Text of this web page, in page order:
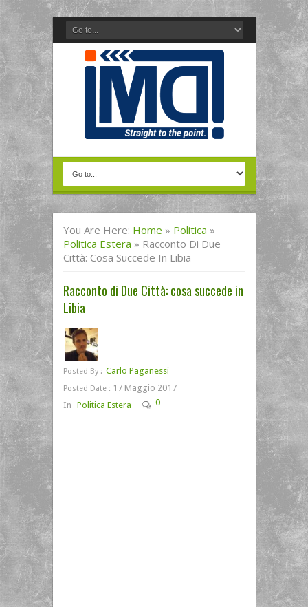
You Are Here: Home » Politica »
Politica Estera » Racconto Di Due
Città: Cosa Succede In Libia
Racconto di Due Città: cosa succede in
Libia
Posted By : Carlo Paganessi
Posted Date : 17 Maggio 2017
In Politica Estera 0